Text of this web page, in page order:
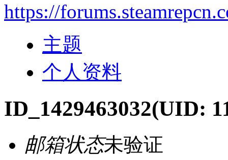
https://
主题
个人资料
ID_1429463032(UID:
邮箱状态未验证